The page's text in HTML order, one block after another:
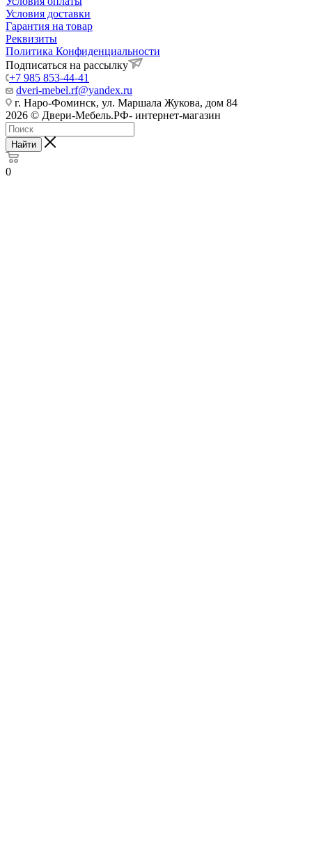
Условия доставки
Гарантия на товар
Реквизиты
Политика Конфиденциальности
Подписаться на рассылку
+7 985 853-44-41
dveri-mebel.rf@yandex.ru
г. Наро-Фоминск, ул. Маршала Жукова, дом 84
2026 © Двери-Мебель.РФ- интернет-магазин
Найти
0